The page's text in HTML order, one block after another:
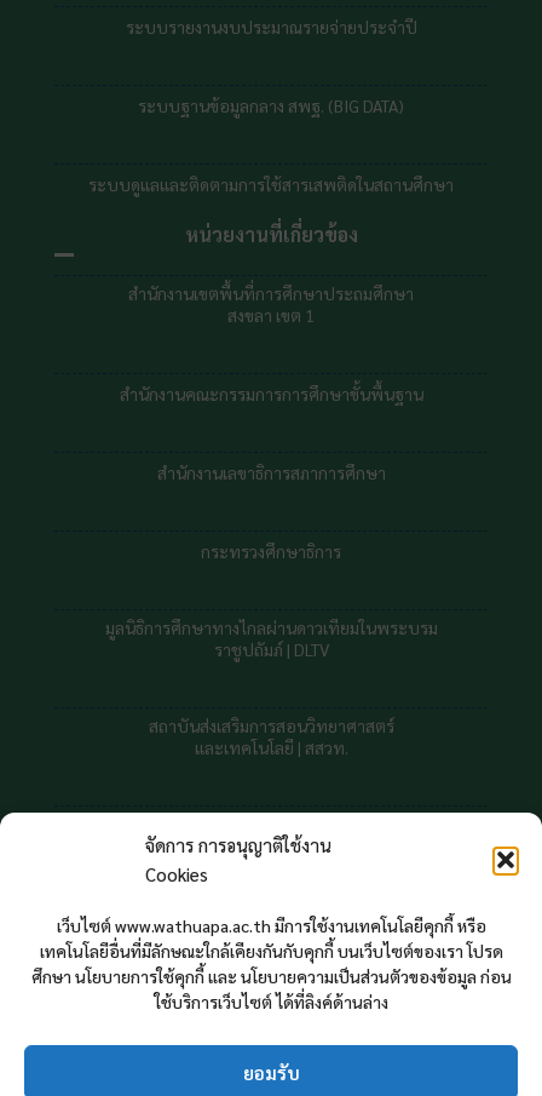
จัดการ การอนุญาติใช้งาน
Cookies
เว็บไซต์ www.wathuapa.ac.th มีการใช้งานเทคโนโลยีคุกกี้ หรือ
เทคโนโลยีอื่นที่มีลักษณะใกล้เคียงกันกับคุกกี้ บนเว็บไซต์ของเรา โปรด
ศึกษา นโยบายการใช้คุกกี้ และ นโยบายความเป็นส่วนตัวของข้อมูล ก่อน
ใช้บริการเว็บไซต์ ได้ที่ลิงค์ด้านล่าง
ยอมรับ
ระบบรายงานงบประมาณรายจ่ายประจำปี
ระบบฐานข้อมูลกลาง สพฐ. (BIG DATA)
ระบบดูแลและติดตามการใช้สารเสพติดในสถานศึกษา
หน่วยงานที่เกี่ยวข้อง
สำนักงานเขตพื้นที่การศึกษาประถมศึกษา
สงขลา เขต 1
สำนักงานคณะกรรมการการศึกษาขั้นพื้นฐาน
สำนักงานเลขาธิการสภาการศึกษา
กระทรวงศึกษาธิการ
มูลนิธิการศึกษาทางไกลผ่านดาวเทียมในพระบรม
ราชูปถัมภ์ | DLTV
สถาบันส่งเสริมการสอนวิทยาศาสตร์
และเทคโนโลยี | สสวท.
ตั้งแต่ สิงหาคม 2564
644429
Your IP : 216.73.216.114